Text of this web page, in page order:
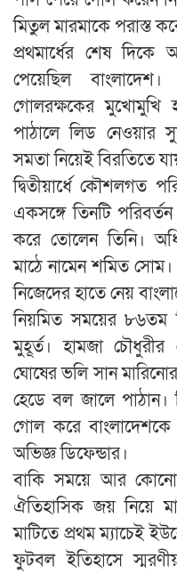
মিতুল মারমাকে পরাস্ত
প্রথমার্ধের শেষ
পেয়েছিল
গোলরক্ষকের মুখোমুখি
পাঠালে লিড নেওয়ার
সমতা নিয়েই বিরতিতে
দ্বিতীয়ার্ধে কৌশলগত
একসঙ্গে তিনটি
করে তোলেন তিনি।
মাঠে নামেন শমিত সোম।
নিজেদের হাতে নেয়
নিয়মিত সময়ের ৮৬তম
মুহূর্ত। হামজা চৌধুরীর
ঘোষের ভলি সান
হেডে বল জালে
গোল করে
অভিজ্ঞ ডিফেন্ডার।
বাকি সময়ে আর
ঐতিহাসিক জয় নিয়ে
মাটিতে প্রথম ম্যাচেই
ফুটবল ইতিহাসে